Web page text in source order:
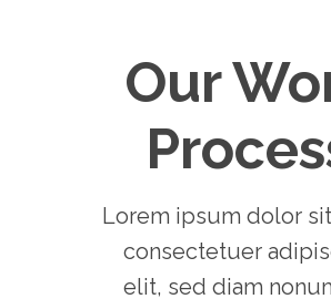
Our
Lorem ipsum dolor
consectetuer
elit, sed diam